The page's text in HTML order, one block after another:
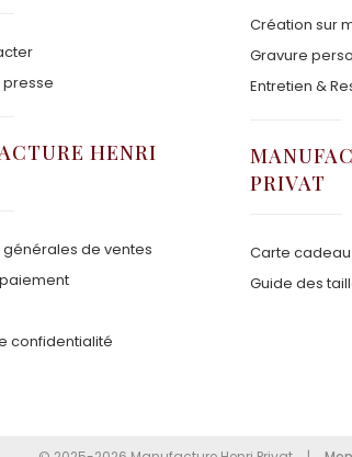
presse
HENRI
de ventes
confidentialité
Création sur
Gravure
Entretien &
PRIVAT
Carte cadeau
Guide des